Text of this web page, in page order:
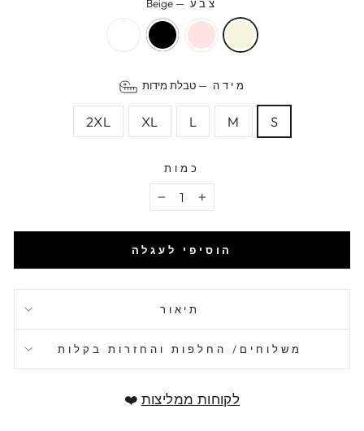
צבע—
Beige
מידה—טבלת מידות
S
M
L
XL
2XL
כמות
− +
הוסיפי לעגלה
תיאור
משלוחים/ החלפות והחזרות בקלות
לקוחות ממליצות ❤️